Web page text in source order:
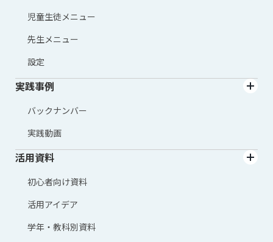
児童生徒メニュー
先生メニュー
設定
実践事例
バックナンバー
実践動画
活用資料
初心者向け資料
活用アイデア
学年・教科別資料